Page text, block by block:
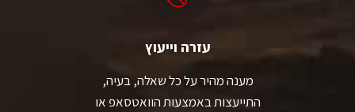
עזרה וייעוץ
מענה מהיר על כל שאלה, בעיה,
התייעצות באמצעות הוואטסאפ או